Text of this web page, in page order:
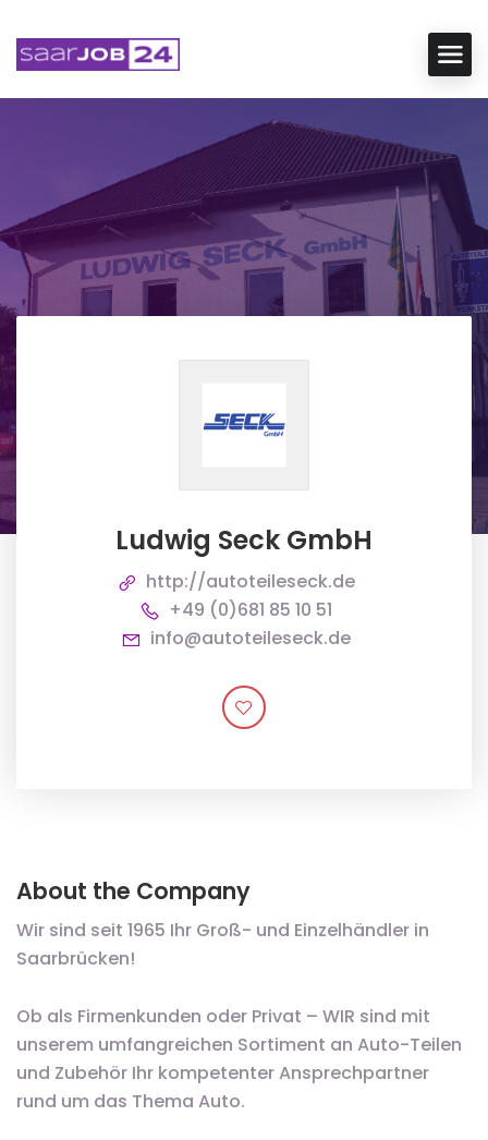
Ludwig Seck GmbH
http://autoteileseck.de
+49 (0)681 85 10 51
info@autoteileseck.de
About the Company
Wir sind seit 1965 Ihr Groß- und Einzelhändler in
Saarbrücken!
Ob als Firmenkunden oder Privat – WIR sind mit
unserem umfangreichen Sortiment an Auto-Teilen
und Zubehör Ihr kompetenter Ansprechpartner
rund um das Thema Auto.